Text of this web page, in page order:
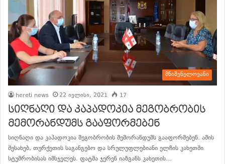
მნიშვნელოვანი
hereti news 22 ივლისი, 2021 17
სიღნაღი და კაპადოკია მეგობრობის
მემორანდუმს გააფორმებენ
სიღნაღი და კაპადოკია მეგობრობის მემორანდუმს გააფორმებენ. ამის
შესახებ, თურქეთის საგანგებო და სრულუფლებიანი ელჩის კახეთში
სტუმრობისას იმსჯელეს. ფატმა ჯერენ იაზგანს კახეთის…